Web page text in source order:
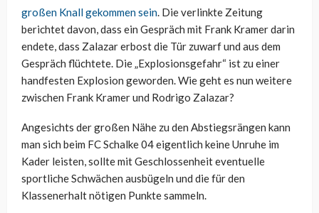
großen Knall gekommen sein. Die verlinkte Zeitung
berichtet davon, dass ein Gespräch mit Frank Kramer darin
endete, dass Zalazar erbost die Tür zuwarf und aus dem
Gespräch flüchtete. Die „Explosionsgefahr“ ist zu einer
handfesten Explosion geworden. Wie geht es nun weitere
zwischen Frank Kramer und Rodrigo Zalazar?
Angesichts der großen Nähe zu den Abstiegsrängen kann
man sich beim FC Schalke 04 eigentlich keine Unruhe im
Kader leisten, sollte mit Geschlossenheit eventuelle
sportliche Schwächen ausbügeln und die für den
Klassenerhalt nötigen Punkte sammeln.